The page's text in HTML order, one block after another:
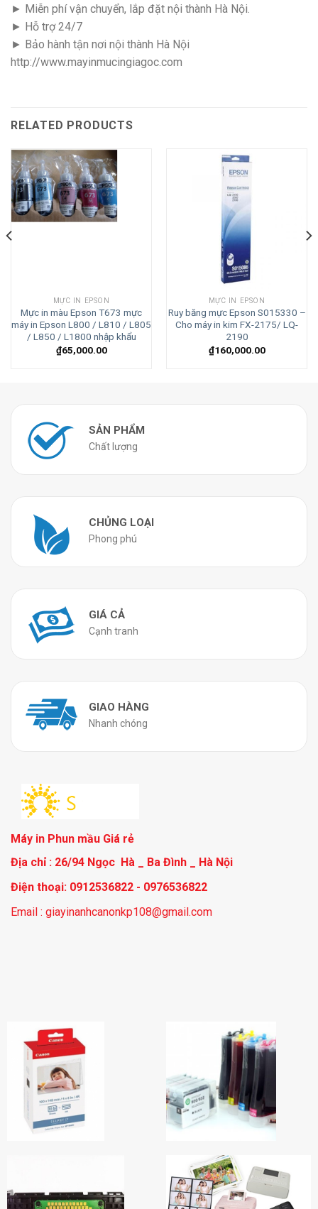
► Miễn phí vận chuyển, lắp đặt nội thành Hà Nội.
► Hỗ trợ 24/7
► Bảo hành tận nơi nội thành Hà Nội
http://www.mayinmucingiagoc.com
RELATED PRODUCTS
MỰC IN EPSON
Mực in màu Epson T673 mực
máy in Epson L800 / L810 / L805
/ L850 / L1800 nhập khẩu
₫65,000.00
MỰC IN EPSON
Ruy băng mực Epson S015330 –
Cho máy in kim FX-2175/ LQ-
2190
₫160,000.00
SẢN PHẨM
Chất lượng
CHỦNG LOẠI
Phong phú
GIÁ CẢ
Cạnh tranh
GIAO HÀNG
Nhanh chóng
Máy in Phun mầu Giá rẻ
Địa chỉ : 26/94 Ngọc Hà _ Ba Đình _ Hà Nội
Điện thoại: 0912536822 - 0976536822
Email : giayinanhcanonkp108@gmail.com